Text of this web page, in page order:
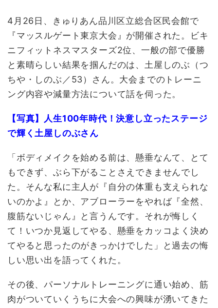
4月26日、きゅりあん品川区立総合区民会館で
『マッスルゲート東京大会』が開催された。ビキ
ニフィットネスマスターズ2位、一般の部で優勝
と素晴らしい結果を掴んだのは、土屋しのぶ（つ
ちや・しのぶ／53）さん。大会までのトレーニ
ング内容や減量方法について話を伺った。
【写真】人生100年時代！決意し立ったステージ
で輝く土屋しのぶさん
「ボディメイクを始める前は、懸垂なんて、とて
もできず、ぶら下がることさえできませんでし
た。そんな私に主人が『自分の体重も支えられな
いのかよ』とか、アブローラーをやれば『全然、
腹筋ないじゃん』と言うんです。それが悔しく
て！いつか見返してやる、懸垂をカッコよく決め
てやると思ったのがきっかけでした」と過去の悔
しい思い出を語ってくれた。
その後、パーソナルトレーニングに通い始め、筋
肉がついていくうちに大会への興味が湧いてきた